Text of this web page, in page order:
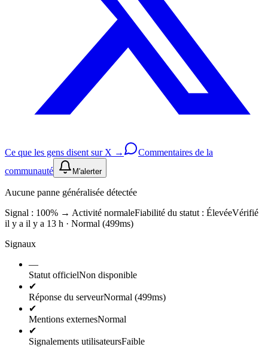
Ce que les gens disent sur X →
Commentaires de la
communauté
M'alerter
Aucune panne généralisée détectée
Signal : 100% → Activité normaleFiabilité du statut : ÉlevéeVérifié
il y a il y a 13 h · Normal (499ms)
Signaux
—
Statut officielNon disponible
✔
Réponse du serveurNormal (499ms)
✔
Mentions externesNormal
✔
Signalements utilisateursFaible